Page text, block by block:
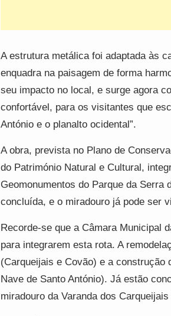
A estrutura metálica foi adaptada às
enquadra na paisagem de forma
seu impacto no local, e surge agora
confortável, para os visitantes que
António e o planalto ocidental”.
A obra, prevista no Plano de
do Património Natural e Cultural,
Geomonumentos do Parque da Serra
concluída, e o miradouro já pode ser
Recorde-se que a Câmara Municipal
para integrarem esta rota. A
(Carqueijais e Covão) e a
Nave de Santo António). Já estão
miradouro da Varanda dos